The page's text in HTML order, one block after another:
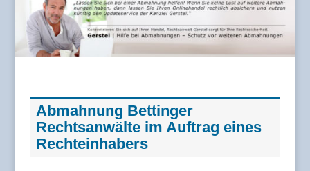
Abmahnung Bettinger
Rechtsanwälte im Auftrag eines
Rechteinhabers